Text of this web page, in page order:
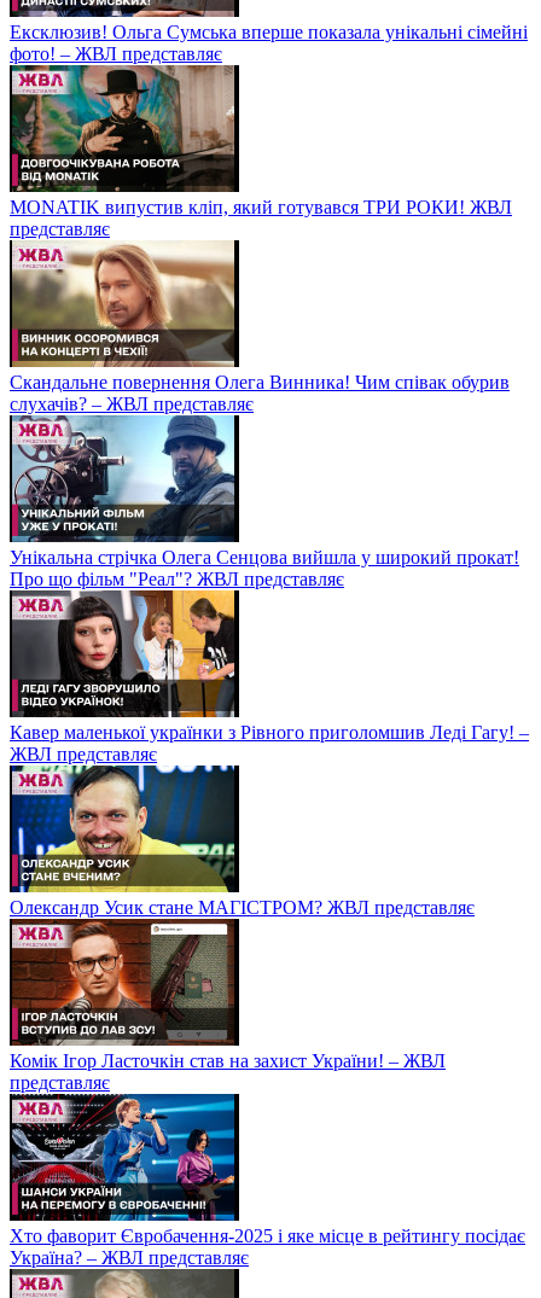
Ексклюзив! Ольга Сумська вперше показала унікальні сімейні
фото! – ЖВЛ представляє
MONATIK випустив кліп, який готувався ТРИ РОКИ! ЖВЛ
представляє
Скандальне повернення Олега Винника! Чим співак обурив
слухачів? – ЖВЛ представляє
Унікальна стрічка Олега Сенцова вийшла у широкий прокат!
Про що фільм "Реал"? ЖВЛ представляє
Кавер маленької українки з Рівного приголомшив Леді Гагу! –
ЖВЛ представляє
Олександр Усик стане МАГІСТРОМ? ЖВЛ представляє
Комік Ігор Ласточкін став на захист України! – ЖВЛ
представляє
Хто фаворит Євробачення-2025 і яке місце в рейтингу посідає
Україна? – ЖВЛ представляє